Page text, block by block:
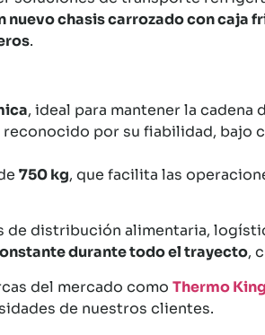
nuevo chasis carrozado con caja
.
, ideal para mantener la
reconocido por su fiabilidad, bajo
750 kg, que facilita las
de distribución alimentaria,
durante todo el trayecto,
del mercado como Thermo King
de nuestros clientes.